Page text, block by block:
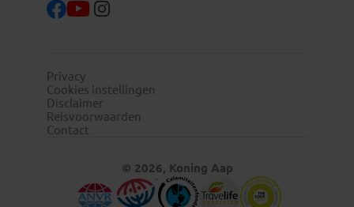
Privacy
Cookies instellingen
Disclaimer
Reisvoorwaarden
Contact
© 2026, Koning Aap